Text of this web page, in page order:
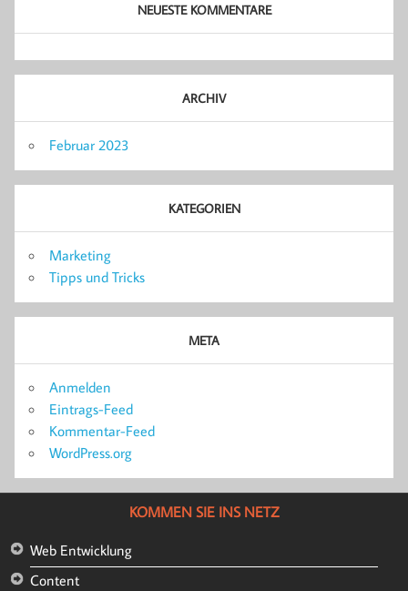
NEUESTE KOMMENTARE
ARCHIV
Februar 2023
KATEGORIEN
Marketing
Tipps und Tricks
META
Anmelden
Eintrags-Feed
Kommentar-Feed
WordPress.org
KOMMEN SIE INS NETZ
Web Entwicklung
Content